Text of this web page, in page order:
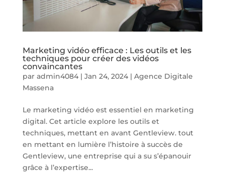
Marketing vidéo efficace : Les outils et les
techniques pour créer des vidéos
convaincantes
par admin4084| Jan 24, 2024| Agence Digitale
Massena
Le marketing vidéo est essentiel en marketing
digital. Cet article explore les outils et
techniques, mettant en avant Gentleview. tout
en mettant en lumière l’histoire à succès de
Gentleview, une entreprise qui a su s’épanouir
grâce à l’expertise...